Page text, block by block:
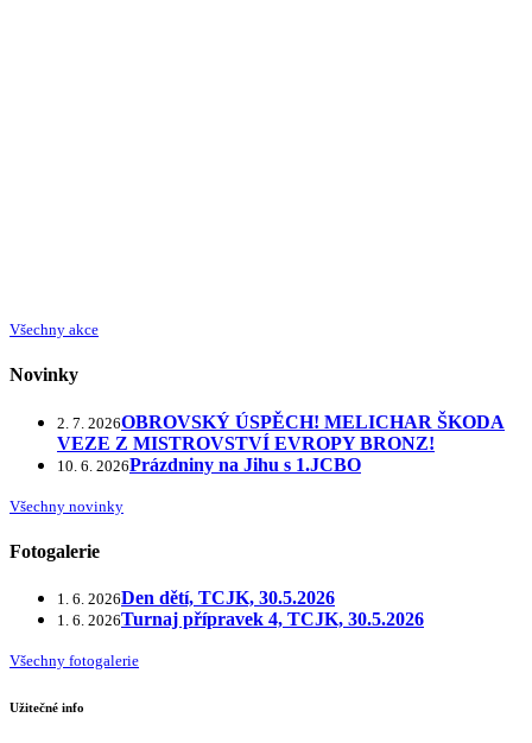
Všechny akce
Novinky
2. 7. 2026OBROVSKÝ ÚSPĚCH! MELICHAR ŠKODA
VEZE Z MISTROVSTVÍ EVROPY BRONZ!
10. 6. 2026Prázdniny na Jihu s 1.JCBO
Všechny novinky
Fotogalerie
1. 6. 2026Den dětí, TCJK, 30.5.2026
1. 6. 2026Turnaj přípravek 4, TCJK, 30.5.2026
Všechny fotogalerie
Užitečné info